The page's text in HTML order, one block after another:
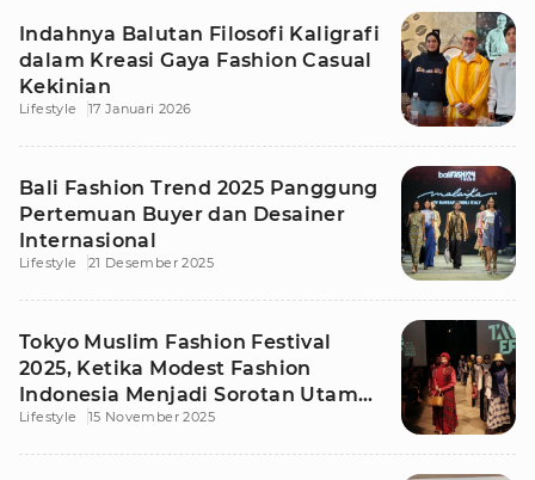
Indahnya Balutan Filosofi Kaligrafi
dalam Kreasi Gaya Fashion Casual
Kekinian
Lifestyle 17 Januari 2026
Bali Fashion Trend 2025 Panggung
Pertemuan Buyer dan Desainer
Internasional
Lifestyle 21 Desember 2025
Tokyo Muslim Fashion Festival
2025, Ketika Modest Fashion
Indonesia Menjadi Sorotan Utama
Asia
Lifestyle 15 November 2025